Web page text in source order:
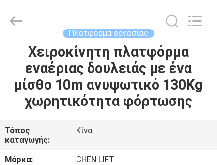
ΣΠΊΤΙ
ΠΡΟΪΌΝΤΑ
ΣΧΕΤΙΚΆ
ΜΕ
ΕΜΆΣ
Πλατφόρμα εργασίας
Χειροκίνητη πλατφόρμα
εναέριας δουλειάς με ένα
μίσθο 10m ανυψωτικό 130Kg
χωρητικότητα φόρτωσης
Τόπος
καταγωγής:
Κίνα
Μάρκα:
CHEN LIFT